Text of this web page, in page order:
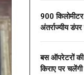
900
अंतर्राज्यीय
बस ऑपरेटरों
किराए पर